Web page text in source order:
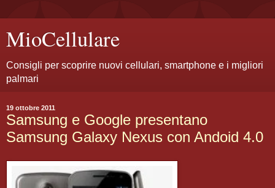
MioCellulare
Consigli per scoprire nuovi cellulari, smartphone e i migliori
palmari
19 ottobre 2011
Samsung e Google presentano
Samsung Galaxy Nexus con Andoid 4.0